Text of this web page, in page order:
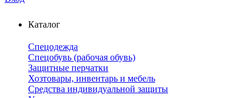
Каталог
Спецодежда
Спецобувь (рабочая обувь)
Защитные перчатки
Хозтовары, инвентарь и мебель
Средства индивидуальной защиты